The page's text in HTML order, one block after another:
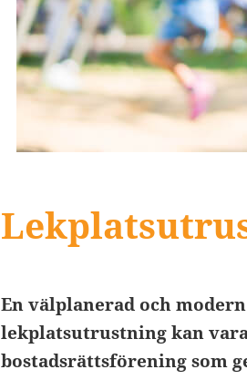
En välplanerad och
lekplatsutrustning kan
bostadsrättsförening som